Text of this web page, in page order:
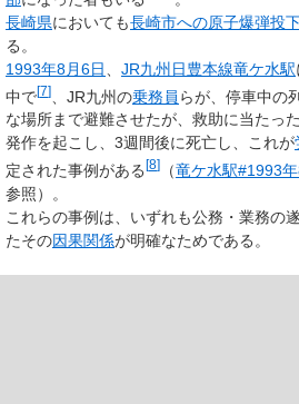
長崎県においても長崎市への原子爆弾投
る。
1993年8月6日 JR九州日豊本線竜ケ水駅
中で[7] 、JR九州の乗務員 らが、停車中の
な場所まで避難させたが、救助に当たっ
発作を起こし、3週間後に死亡し、これが
定された事例がある [8] （竜ケ水駅#1993
参照）。
これらの事例は、いずれも公務・業務の
たその因果関係が明確なためである。